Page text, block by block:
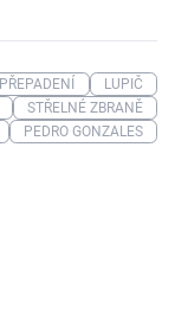
PŘEPADENÍ
LUPIČ
STŘELNÉ ZBRANĚ
PEDRO GONZALES